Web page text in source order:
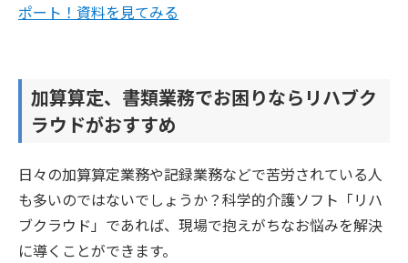
ポート！資料を見てみる
加算算定、書類業務でお困りならリハブク
ラウドがおすすめ
日々の加算算定業務や記録業務などで苦労されている人
も多いのではないでしょうか？科学的介護ソフト「リハ
ブクラウド」であれば、現場で抱えがちなお悩みを解決
に導くことができます。